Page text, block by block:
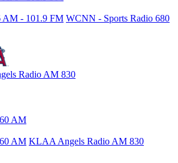
AM - 101.9 FM WCNN - Sports Radio 680
Radio AM 830
AM
AM KLAA Angels Radio AM 830